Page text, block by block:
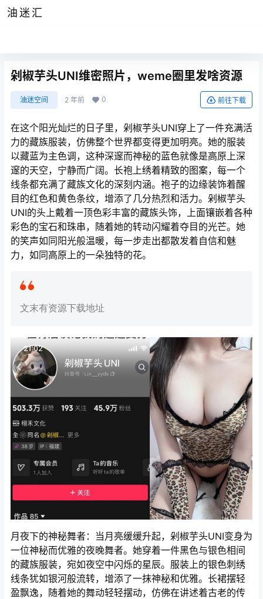
油迷汇
剁椒芋头UNI维密照片，weme圈里发啥资源
油迷空间 2 年前 0 前往下载
在这个阳光灿烂的日子里，剁椒芋头UNI穿上了一件充满活
力的藏族服装，仿佛整个世界都变得更加明亮。她的服装
以藏蓝为主色调，这种深邃而神秘的蓝色就像是高原上深
邃的天空，宁静而广阔。长袍上绣着精致的图案，每一个
线条都充满了藏族文化的深刻内涵。袍子的边缘装饰着醒
目的红色和黄色条纹，增添了几分热烈和活力。剁椒芋头
UNI的头上戴着一顶色彩丰富的藏族头饰，上面镶嵌着各种
彩色的宝石和珠串，随着她的转动闪耀着夺目的光芒。她
的笑声如同阳光般温暖，每一步走出都散发着自信和魅
力，如同高原上的一朵独特的花。
文末有资源下载地址
月夜下的神秘舞者：当月亮缓缓升起，剁椒芋头UNI变身为
一位神秘而优雅的夜晚舞者。她穿着一件黑色与银色相间
的藏族服装，宛如夜空中闪烁的星辰。服装上的银色刺绣
线条犹如银河般流转，增添了一抹神秘和优雅。长裙摆轻
盈飘逸，随着她的舞动轻轻摆动，仿佛在讲述着古老的传